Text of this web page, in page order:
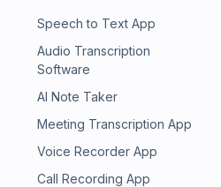
Speech to Text App
Audio Transcription
Software
AI Note Taker
Meeting Transcription App
Voice Recorder App
Call Recording App